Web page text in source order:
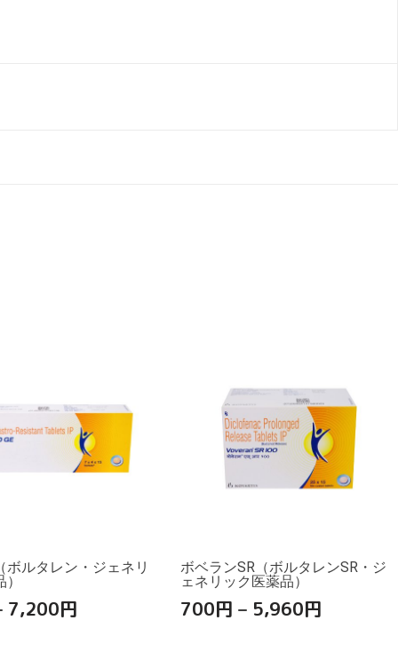
ボルタレン・ジェネリ
7,200円
ボベランSR（ボルタレンSR・ジ
ェネリック医薬品）
700円 – 5,960円